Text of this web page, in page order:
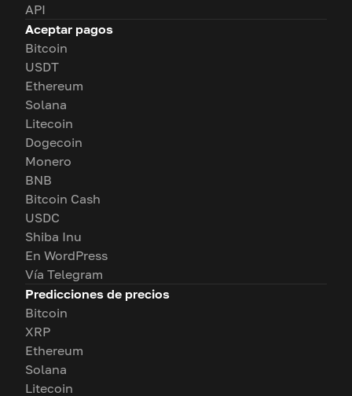
API
Aceptar pagos
Bitcoin
USDT
Ethereum
Solana
Litecoin
Dogecoin
Monero
BNB
Bitcoin Cash
USDC
Shiba Inu
En WordPress
Vía Telegram
Predicciones de precios
Bitcoin
XRP
Ethereum
Solana
Litecoin